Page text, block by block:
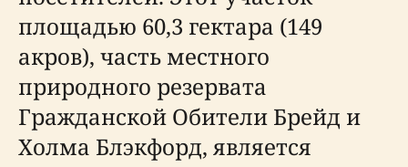
площадью 60,3 гектара (149
акров), часть местного
природного резервата
Гражданской Обители Брейд и
Холма Блэкфорд, является